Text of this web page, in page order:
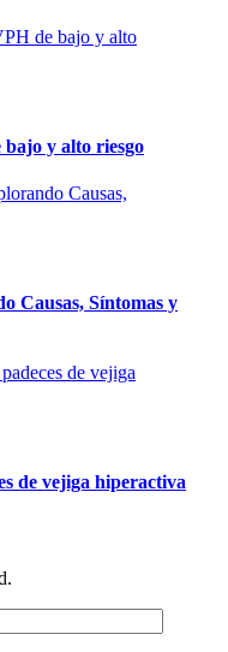
bajo y alto riesgo
Causas, Síntomas y
de vejiga hiperactiva